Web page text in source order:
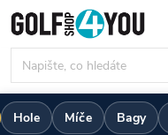
Přejít
na
obsah
Hole Míče Bagy